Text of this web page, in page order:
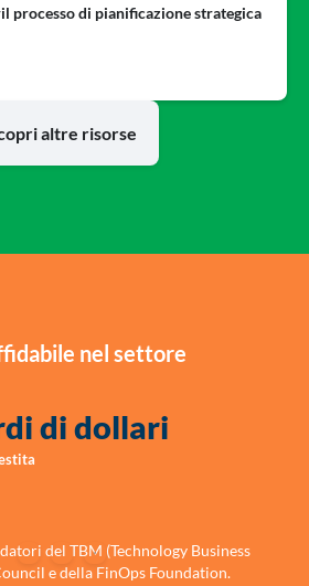
processo di pianificazione strategica
altre risorse
nel settore
di dollari
1 2 3
del TBM (Technology Business
e della FinOps Foundation.